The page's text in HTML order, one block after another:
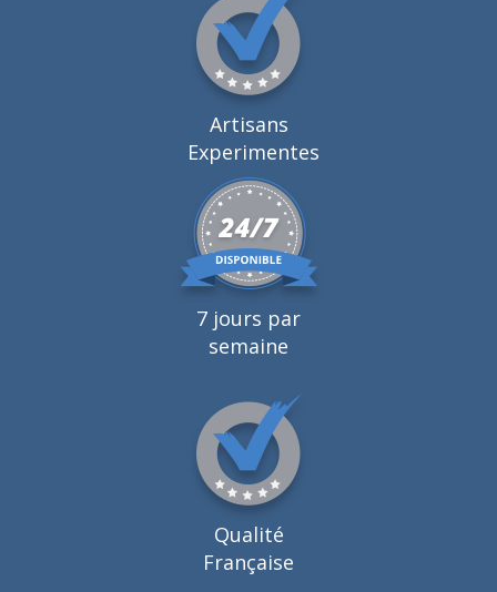
Artisans
Experimentes
7 jours par
semaine
Qualité
Française